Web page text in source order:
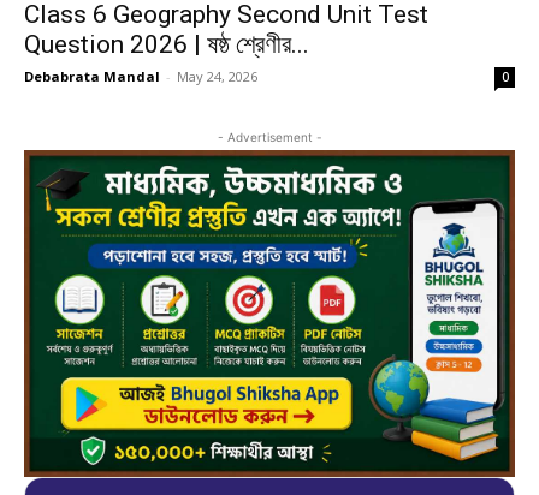
Class 6 Geography Second Unit Test
Question 2026 | ষষ্ঠ শ্রেণীর...
Debabrata Mandal - May 24, 2026 0
- Advertisement -